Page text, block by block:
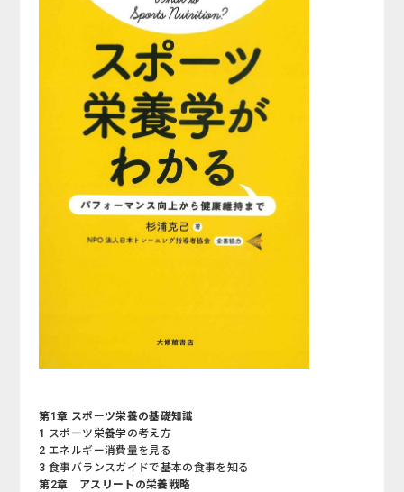
第1章 スポーツ栄養の基礎知識
1 スポーツ栄養学の考え方
2 エネルギー消費量を見る
3 食事バランスガイドで基本の食事を知る
第2章 アスリートの栄養戦略